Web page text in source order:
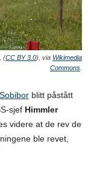
(CC BY 3.0), via Wikimedia
Commons
Sobibor blitt påstått
sjef Himmler
videre at de rev de
ble revet,